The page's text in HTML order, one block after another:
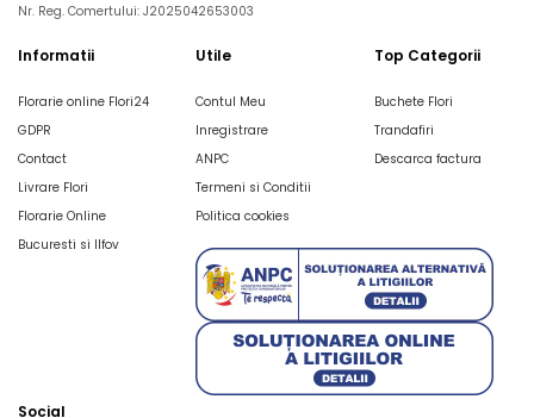
Nr. Reg. Comertului: J2025042653003
Informatii
Florarie online Flori24
GDPR
Contact
Livrare Flori
Florarie Online
Bucuresti si Ilfov
Utile
Contul Meu
Inregistrare
ANPC
Termeni si Conditii
Politica cookies
Top Categorii
Buchete Flori
Trandafiri
Descarca factura
Social